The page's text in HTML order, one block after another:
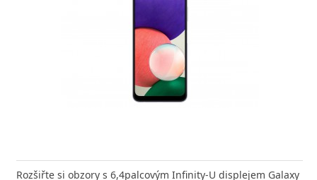
Rozšiřte si obzory s 6,4palcovým Infinity-U displejem Galaxy